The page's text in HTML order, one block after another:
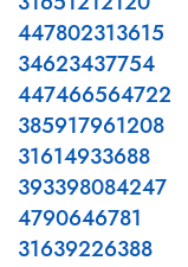
447802313615
34623437754
447466564722
385917961208
31614933688
393398084247
4790646781
31639226388